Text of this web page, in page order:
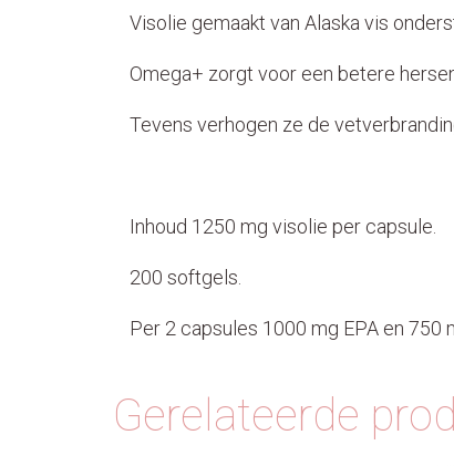
Visolie gemaakt van Alaska vis
Omega+ zorgt voor een betere
Tevens verhogen ze de
Inhoud 1250 mg visolie per capsule.
200 softgels.
Per 2 capsules 1000 mg EPA en 750
Gerelateerde